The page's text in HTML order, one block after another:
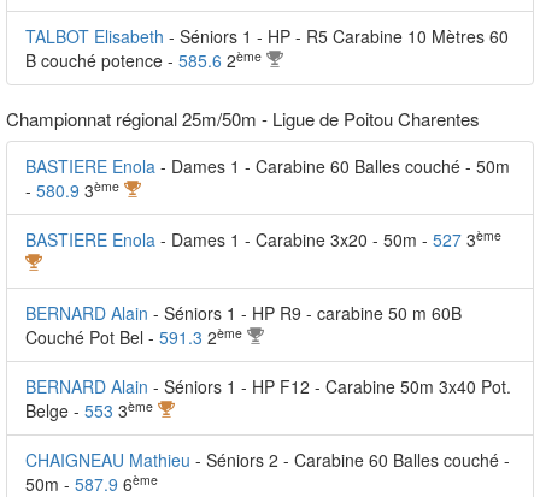
TALBOT Elisabeth - Séniors 1 - HP - R5 Carabine 10 Mètres 60
B couché potence - 585.6 2ème
Championnat régional 25m/50m - Ligue de Poitou Charentes
BASTIERE Enola - Dames 1 - Carabine 60 Balles couché - 50m
- 580.9 3ème
BASTIERE Enola - Dames 1 - Carabine 3x20 - 50m - 527 3ème
BERNARD Alain - Séniors 1 - HP R9 - carabine 50 m 60B
Couché Pot Bel - 591.3 2ème
BERNARD Alain - Séniors 1 - HP F12 - Carabine 50m 3x40 Pot.
Belge - 553 3ème
CHAIGNEAU Mathieu - Séniors 2 - Carabine 60 Balles couché -
50m - 587.9 6ème